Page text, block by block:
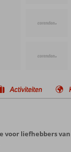
Activiteiten
voor liefhebbers